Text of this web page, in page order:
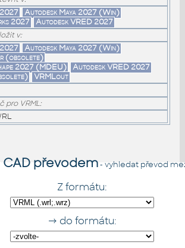
Autodesk Maya 2027 (Win)
2027 Autodesk VRED 2027
v:
Autodesk Maya 2027 (Win)
(obsolete)
2027 (MDEU) Autodesk VRED 2027
VRMLout
pro VRML:
převodem- vyhledat převod
Z formátu:
→ do formátu: